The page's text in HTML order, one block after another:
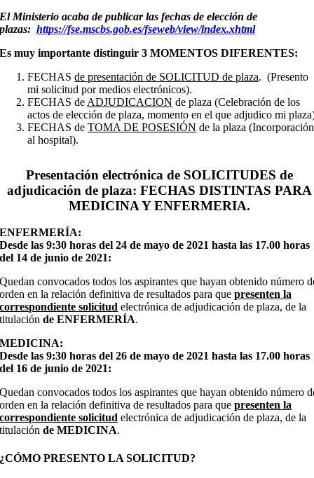
El Ministerio acaba de publicar las fechas de elección de
plazas:https://fse.mscbs.gob.es/fseweb/view/index.xhtml
Es muy importante distinguir 3 MOMENTOS DIFERENTES:
FECHASde presentación de SOLICITUD de plaza. (Presento
mi solicitud por medios electrónicos).
FECHAS de ADJUDICACION de plaza (Celebración de los
actos de elección de plaza, momento en el que adjudico mi
FECHAS deTOMA DE POSESIÓN de la plaza (Incorporación
al hospital).
Presentación electrónica de SOLICITUDES de
adjudicación de plaza: FECHAS DISTINTAS PARA
MEDICINA Y ENFERMERIA.
ENFERMERÍA:
Desde las 9:30 horas del 24 de mayo de 2021 hasta las 17.00 horas
del 14 de junio de 2021:
Quedan convocados todos los aspirantes que hayan obtenido número
orden en la relación definitiva de resultados para quepresenten la
correspondiente solicitud electrónica de adjudicación de plaza, de la
titulaciónde ENFERMERÍA.
MEDICINA:
Desde las 9:30 horas del 26 de mayo de 2021 hasta las 17.00 horas
del 16 de junio de 2021:
Quedan convocados todos los aspirantes que hayan obtenido número
orden en la relación definitiva de resultados para quepresenten la
correspondiente solicitud electrónica de adjudicación de plaza, de la
titulaciónde MEDICINA.
¿CÓMO PRESENTO LA SOLICITUD?